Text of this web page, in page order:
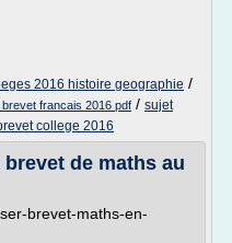
2016 histoire geographie /
brevet francais 2016 pdf / sujet
college 2016
de maths au
brevet-maths-en-